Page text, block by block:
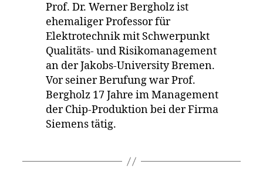
Prof. Dr. Werner Bergholz ist
ehemaliger Professor für
Elektrotechnik mit Schwerpunkt
Qualitäts- und Risikomanagement
an der Jakobs-University Bremen.
Vor seiner Berufung war Prof.
Bergholz 17 Jahre im Management
der Chip-Produktion bei der Firma
Siemens tätig.